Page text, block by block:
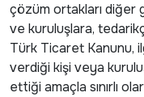
çözüm ortakları diğer
ve kuruluşlara,
Türk Ticaret Kanunu,
verdiği kişi veya
ettiği amaçla sınırlı